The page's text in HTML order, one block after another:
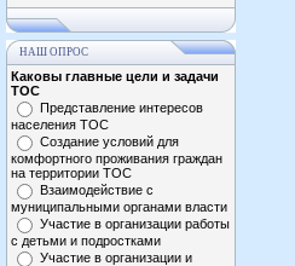
НАШ ОПРОС
Каковы главные цели и задачи
ТОС
Представление интересов
населения ТОС
Создание условий для
комфортного проживания граждан
на территории ТОС
Взаимодействие с
муниципальными органами власти
Участие в организации работы
с детьми и подростками
Участие в организации и